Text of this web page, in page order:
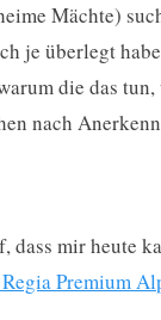
Mächte)
je überlegt
die das
nach
mir heute
Premium